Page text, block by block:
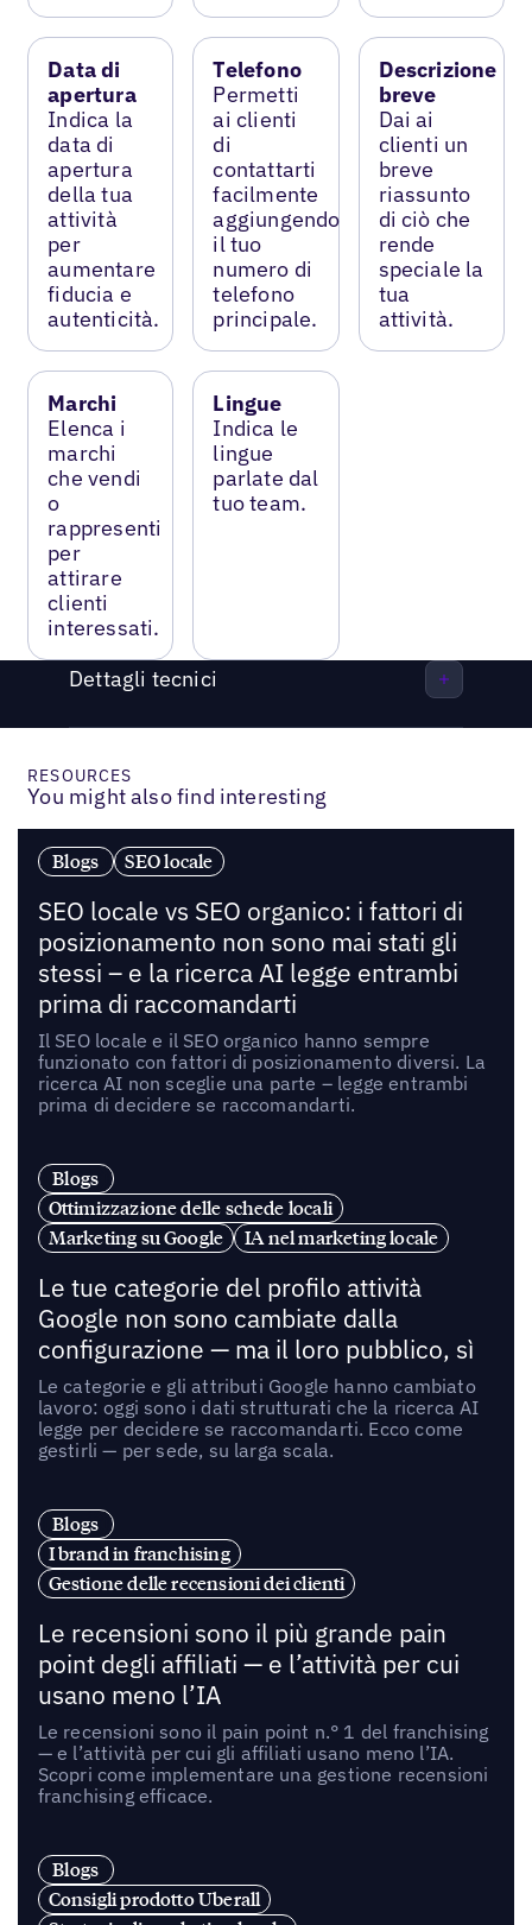
Data di
apertura
Indica la
data di
apertura
della tua
attività
per
aumentare
fiducia e
autenticità.
Telefono
Permetti
ai clienti
di
contattarti
facilmente
aggiungendo
il tuo
numero di
telefono
principale.
Descrizione
breve
Dai ai
clienti un
breve
riassunto
di ciò che
rende
speciale la
tua
attività.
Marchi
Elenca i
marchi
che vendi
o
rappresenti
per
attirare
clienti
interessati.
Lingue
Indica le
lingue
parlate dal
tuo team.
Dettagli tecnici
RESOURCES
You might also find interesting
Blogs SEO locale
SEO locale vs SEO organico: i fattori di
posizionamento non sono mai stati gli
stessi – e la ricerca AI legge entrambi
prima di raccomandarti
Il SEO locale e il SEO organico hanno sempre
funzionato con fattori di posizionamento diversi. La
ricerca AI non sceglie una parte – legge entrambi
prima di decidere se raccomandarti.
Blogs
Ottimizzazione delle schede locali
Marketing su Google
IA nel marketing locale
Le tue categorie del profilo attività
Google non sono cambiate dalla
configurazione — ma il loro pubblico, sì
Le categorie e gli attributi Google hanno cambiato
lavoro: oggi sono i dati strutturati che la ricerca AI
legge per decidere se raccomandarti. Ecco come
gestirli — per sede, su larga scala.
Blogs
I brand in franchising
Gestione delle recensioni dei clienti
Le recensioni sono il più grande pain
point degli affiliati — e l’attività per cui
usano meno l’IA
Le recensioni sono il pain point n.° 1 del franchising
— e l’attività per cui gli affiliati usano meno l’IA.
Scopri come implementare una gestione recensioni
franchising efficace.
Blogs
Consigli prodotto Uberall